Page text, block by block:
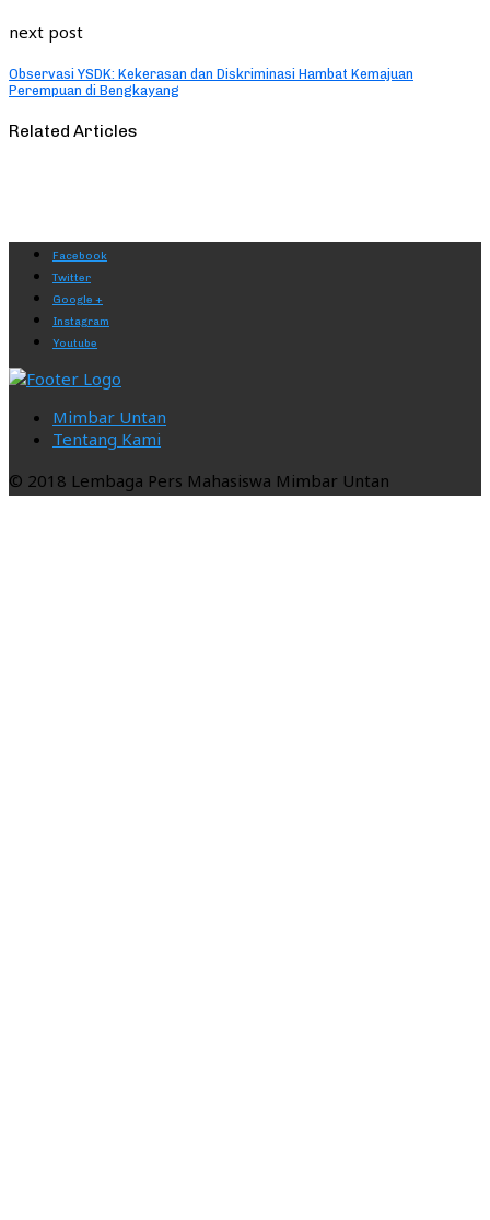
next post
Observasi YSDK: Kekerasan dan Diskriminasi Hambat Kemajuan
Perempuan di Bengkayang
Related Articles
Facebook
Twitter
Google +
Instagram
Youtube
Mimbar Untan
Tentang Kami
© 2018 Lembaga Pers Mahasiswa Mimbar Untan